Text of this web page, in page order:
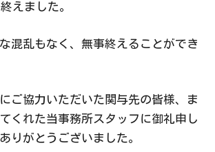
えました。
混乱もなく、無事終えることができ
ご協力いただいた関与先の皆様、ま
くれた当事務所スタッフに御礼申し
りがとうございました。